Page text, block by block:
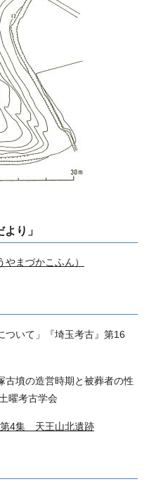
り」
まづかこふん）
いて」『埼玉考古』第16
墳の造営時期と被葬者の性
曜考古学会
4集 天王山北遺跡